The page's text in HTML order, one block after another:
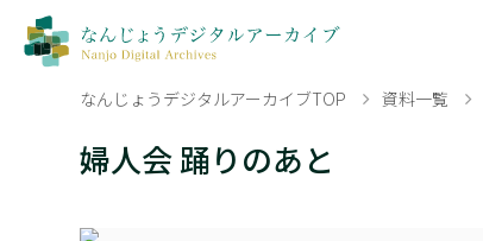
なんじょうデジタルアーカイブTOP 資料一覧
婦人会 踊りのあと